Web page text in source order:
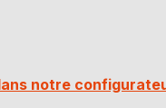
notre